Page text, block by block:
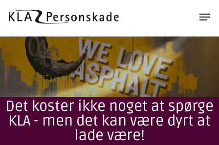
Det koster ikke noget at spørge
KLA - men det kan være dyrt at
lade være!